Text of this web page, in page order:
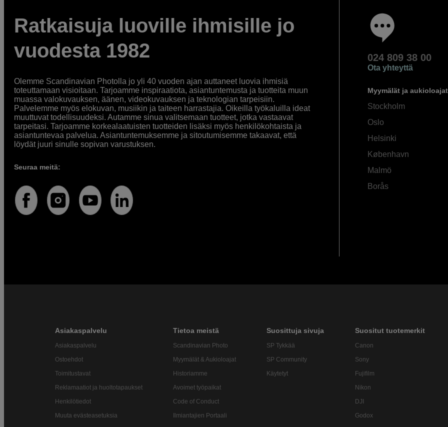
Ratkaisuja luoville ihmisille jo
vuodesta 1982
Olemme Scandinavian Photolla jo yli 40 vuoden ajan auttaneet luovia ihmisiä
toteuttamaan visioitaan. Tarjoamme inspiraatiota, asiantuntemusta ja tuotteita muun
muassa valokuvauksen, äänen, videokuvauksen ja teknologian tarpeisiin.
Palvelemme myös elokuvan, musiikin ja taiteen harrastajia. Oikeilla työkaluilla ideat
muuttuvat todellisuudeksi. Autamme sinua valitsemaan tuotteet, jotka vastaavat
tarpeitasi. Tarjoamme korkealaatuisten tuotteiden lisäksi myös henkilökohtaista ja
asiantuntevaa palvelua. Asiantuntemuksemme ja sitoutumisemme takaavat, että
löydät juuri sinulle sopivan varustuksen.
Seuraa meitä:
024 809 38 00
Ota yhteyttä
Myymälät ja aukioloajat
Stockholm
Oslo
Helsinki
København
Malmö
Borås
Asiakaspalvelu
Asiakaspalvelu
Ostoehdot
Toimitustavat
Reklamaatiot ja huoltotapaukset
Henkilötiedot
Muuta evästeasetuksia
Tietoa meistä
Scandinavian Photo
Myymälät & Aukioloajat
Historiamme
Avoimet työpaikat
Code of Conduct
Ilmiantajien Portaali
Suosittuja sivuja
SP Tykkää
SP Community
Käytetyt
Suositut tuotemerkit
Canon
Sony
Fujifilm
Nikon
DJI
Godox